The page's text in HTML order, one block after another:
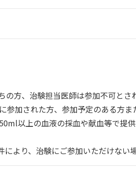
の方、治験担当医師は参加不可と
参加された方、参加予定のある方
以上の血液の採血や献血等で提
より、治験にご参加いただけない